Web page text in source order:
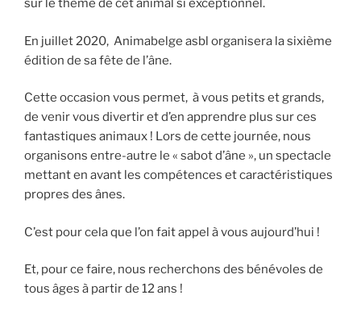
sur le thème de cet animal si exceptionnel.
En juillet 2020, Animabelge asbl organisera la sixième
édition de sa fête de l’âne.
Cette occasion vous permet, à vous petits et grands,
de venir vous divertir et d’en apprendre plus sur ces
fantastiques animaux ! Lors de cette journée, nous
organisons entre-autre le « sabot d’âne », un spectacle
mettant en avant les compétences et caractéristiques
propres des ânes.
C’est pour cela que l’on fait appel à vous aujourd’hui !
Et, pour ce faire, nous recherchons des bénévoles de
tous âges à partir de 12 ans !